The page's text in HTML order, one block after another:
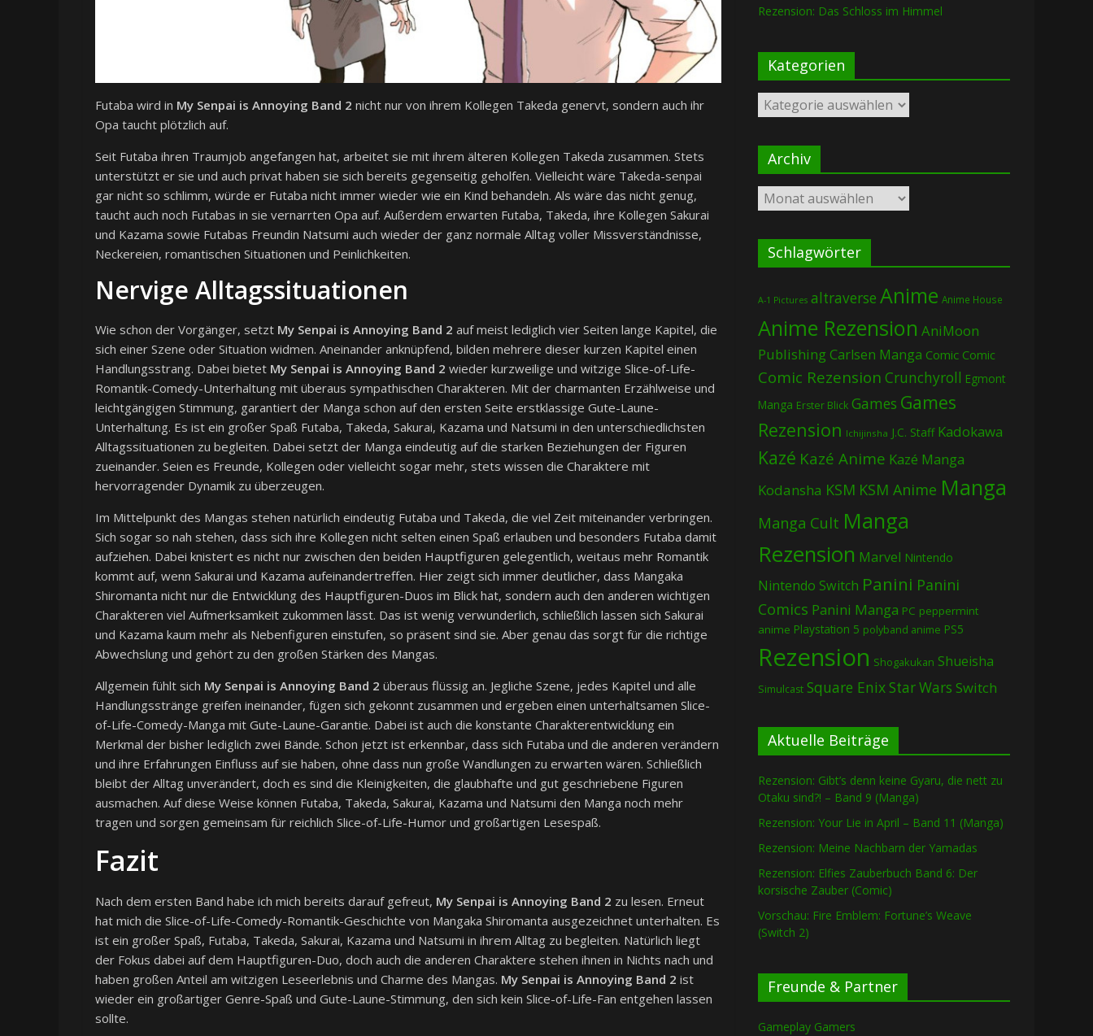
Futaba wird in My Senpai is Annoying Band 2 nicht nur von ihrem Kollegen Takeda genervt, sondern auch ihr
Opa taucht plötzlich auf.
Seit Futaba ihren Traumjob angefangen hat, arbeitet sie mit ihrem älteren Kollegen Takeda zusammen. Stets
unterstützt er sie und auch privat haben sie sich bereits gegenseitig geholfen. Vielleicht wäre Takeda-senpai
gar nicht so schlimm, würde er Futaba nicht immer wieder wie ein Kind behandeln. Als wäre das nicht genug,
taucht auch noch Futabas in sie vernarrten Opa auf. Außerdem erwarten Futaba, Takeda, ihre Kollegen Sakurai
und Kazama sowie Futabas Freundin Natsumi auch wieder der ganz normale Alltag voller Missverständnisse,
Neckereien, romantischen Situationen und Peinlichkeiten.
Nervige Alltagssituationen
Wie schon der Vorgänger, setzt My Senpai is Annoying Band 2 auf meist lediglich vier Seiten lange Kapitel, die
sich einer Szene oder Situation widmen. Aneinander anknüpfend, bilden mehrere dieser kurzen Kapitel einen
Handlungsstrang. Dabei bietet My Senpai is Annoying Band 2 wieder kurzweilige und witzige Slice-of-Life-
Romantik-Comedy-Unterhaltung mit überaus sympathischen Charakteren. Mit der charmanten Erzählweise und
leichtgängigen Stimmung, garantiert der Manga schon auf den ersten Seite erstklassige Gute-Laune-
Unterhaltung. Es ist ein großer Spaß Futaba, Takeda, Sakurai, Kazama und Natsumi in den unterschiedlichsten
Alltagssituationen zu begleiten. Dabei setzt der Manga eindeutig auf die starken Beziehungen der Figuren
zueinander. Seien es Freunde, Kollegen oder vielleicht sogar mehr, stets wissen die Charaktere mit
hervorragender Dynamik zu überzeugen.
Im Mittelpunkt des Mangas stehen natürlich eindeutig Futaba und Takeda, die viel Zeit miteinander verbringen.
Sich sogar so nah stehen, dass sich ihre Kollegen nicht selten einen Spaß erlauben und besonders Futaba damit
aufziehen. Dabei knistert es nicht nur zwischen den beiden Hauptfiguren gelegentlich, weitaus mehr Romantik
kommt auf, wenn Sakurai und Kazama aufeinandertreffen. Hier zeigt sich immer deutlicher, dass Mangaka
Shiromanta nicht nur die Entwicklung des Hauptfiguren-Duos im Blick hat, sondern auch den anderen wichtigen
Charakteren viel Aufmerksamkeit zukommen lässt. Das ist wenig verwunderlich, schließlich lassen sich Sakurai
und Kazama kaum mehr als Nebenfiguren einstufen, so präsent sind sie. Aber genau das sorgt für die richtige
Abwechslung und gehört zu den großen Stärken des Mangas.
Allgemein fühlt sich My Senpai is Annoying Band 2 überaus flüssig an. Jegliche Szene, jedes Kapitel und alle
Handlungsstränge greifen ineinander, fügen sich gekonnt zusammen und ergeben einen unterhaltsamen Slice-
of-Life-Comedy-Manga mit Gute-Laune-Garantie. Dabei ist auch die konstante Charakterentwicklung ein
Merkmal der bisher lediglich zwei Bände. Schon jetzt ist erkennbar, dass sich Futaba und die anderen verändern
und ihre Erfahrungen Einfluss auf sie haben, ohne dass nun große Wandlungen zu erwarten wären. Schließlich
bleibt der Alltag unverändert, doch es sind die Kleinigkeiten, die glaubhafte und gut geschriebene Figuren
ausmachen. Auf diese Weise können Futaba, Takeda, Sakurai, Kazama und Natsumi den Manga noch mehr
tragen und sorgen gemeinsam für reichlich Slice-of-Life-Humor und großartigen Lesespaß.
Fazit
Nach dem ersten Band habe ich mich bereits darauf gefreut, My Senpai is Annoying Band 2 zu lesen. Erneut
hat mich die Slice-of-Life-Comedy-Romantik-Geschichte von Mangaka Shiromanta ausgezeichnet unterhalten. Es
ist ein großer Spaß, Futaba, Takeda, Sakurai, Kazama und Natsumi in ihrem Alltag zu begleiten. Natürlich liegt
der Fokus dabei auf dem Hauptfiguren-Duo, doch auch die anderen Charaktere stehen ihnen in Nichts nach und
haben großen Anteil am witzigen Leseerlebnis und Charme des Mangas. My Senpai is Annoying Band 2 ist
wieder ein großartiger Genre-Spaß und Gute-Laune-Stimmung, den sich kein Slice-of-Life-Fan entgehen lassen
sollte.
Rezension: Das Schloss im Himmel
Kategorien
Kategorien
Archiv
Archiv
Schlagwörter
A-1 Pictures altraverse Anime Anime House
Anime Rezension AniMoon
PublishingCarlsen Manga Comic Comic
Comic Rezension Crunchyroll Egmont
Manga Erster Blick Games Games
Rezension Ichijinsha J.C. Staff Kadokawa
Kazé Kazé Anime Kazé Manga
Kodansha KSM KSM Anime Manga
Manga Cult Manga
Rezension Marvel Nintendo
Nintendo Switch Panini Panini
Comics Panini Manga PC peppermint
anime Playstation 5 polyband anime PS5
Rezension Shogakukan Shueisha
Simulcast Square EnixStar Wars Switch
Aktuelle Beiträge
Rezension: Gibt’s denn keine Gyaru, die nett zu
Otaku sind?! – Band 9 (Manga)
Rezension: Your Lie in April – Band 11 (Manga)
Rezension: Meine Nachbarn der Yamadas
Rezension: Elfies Zauberbuch Band 6: Der
korsische Zauber (Comic)
Vorschau: Fire Emblem: Fortune’s Weave
(Switch 2)
Freunde & Partner
Gameplay Gamers